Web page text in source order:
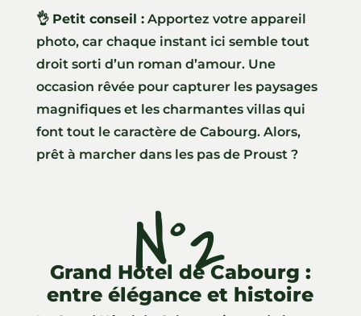
👌 Petit conseil :Apportez votre appareil
photo, car chaque instant ici semble tout
droit sorti d’un roman d’amour. Une
occasion rêvée pour capturer les paysages
magnifiques et les charmantes villas qui
font tout le caractère de Cabourg. Alors,
prêt à marcher dans les pas de Proust ?
N°2
Grand Hôtel de Cabourg :
entre élégance et histoire